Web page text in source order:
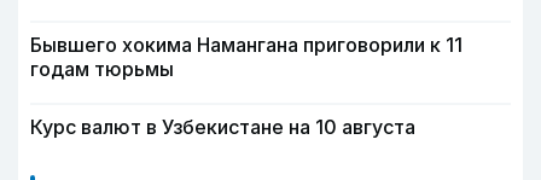
Бывшего хокима Намангана приговорили к 11
годам тюрьмы
Курс валют в Узбекистане на 10 августа